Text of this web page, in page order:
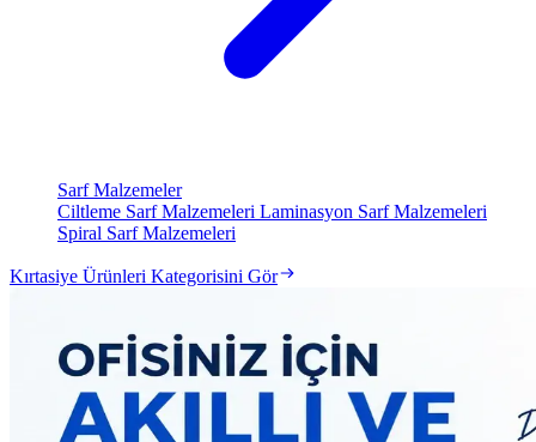
Sarf Malzemeler
Ciltleme Sarf Malzemeleri Laminasyon Sarf Malzemeleri
Spiral Sarf Malzemeleri
Kırtasiye Ürünleri Kategorisini Gör